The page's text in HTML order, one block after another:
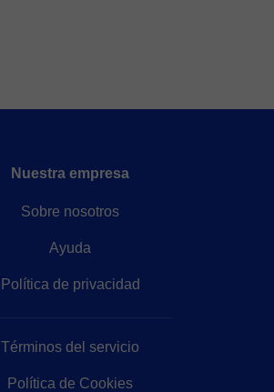
Nuestra empresa
Sobre nosotros
Ayuda
Política de privacidad
Términos del servicio
Política de Cookies